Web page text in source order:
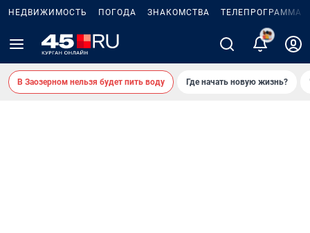
НЕДВИЖИМОСТЬ ПОГОДА ЗНАКОМСТВА ТЕЛЕПРОГРАММА
2
В Заозерном нельзя будет пить воду Где начать новую жизнь?